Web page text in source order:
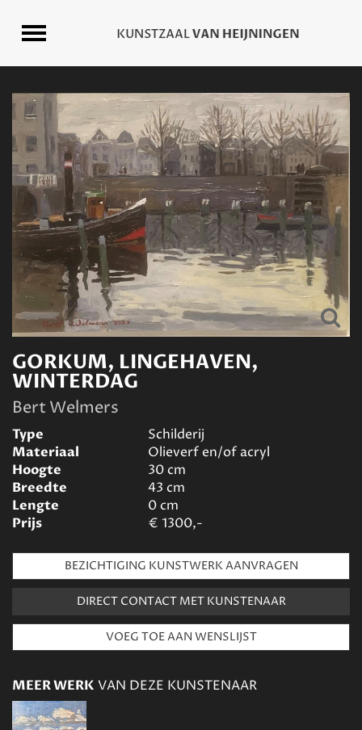
GORKUM, LINGEHAVEN,
WINTERDAG
Bert Welmers
Type
Schilderij
Materiaal
Olieverf en/of acryl
Hoogte
30cm
Breedte
43 cm
Lengte
0cm
Prijs
€ 1300,-
BEZICHTIGING KUNSTWERK AANVRAGEN
DIRECT CONTACT MET KUNSTENAAR
MEER WERK VAN DEZE KUNSTENAAR